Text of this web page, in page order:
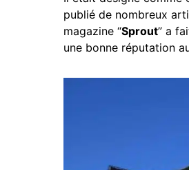
publié de nombreux
magazine “Sprout” a
une bonne réputation